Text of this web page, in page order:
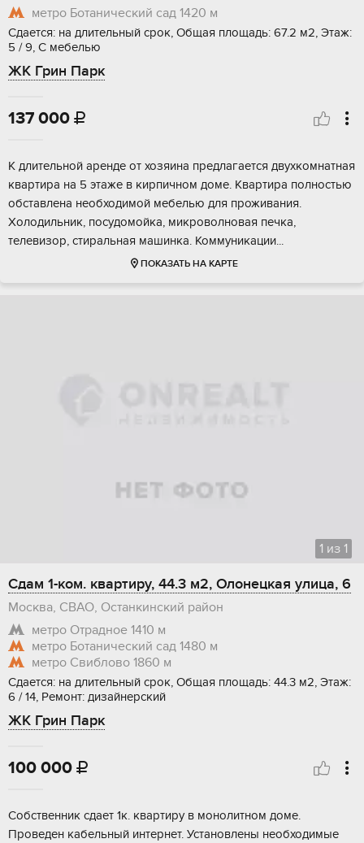
метро Ботанический сад 1420 м
Сдается: на длительный срок, Общая площадь: 67.2 м2, Этаж:
5 / 9, С мебелью
ЖК Грин Парк
137 000 
К длительной аренде от хозяина предлагается двухкомнатная
квартира на 5 этаже в кирпичном доме. Квартира полностью
обставлена необходимой мебелью для проживания.
Холодильник, посудомойка, микроволновая печка,
телевизор, стиральная машинка. Коммуникации...
ПОКАЗАТЬ НА КАРТЕ
1 из 1
Сдам 1-ком. квартиру, 44.3 м2, Олонецкая улица, 6
Москва, СВАО, Останкинский район
метро Отрадное 1410 м
метро Ботанический сад 1480 м
метро Свиблово 1860 м
Сдается: на длительный срок, Общая площадь: 44.3 м2, Этаж:
6 / 14, Ремонт: дизайнерский
ЖК Грин Парк
100 000 
Собственник сдает 1к. квартиру в монолитном доме.
Проведен кабельный интернет. Установлены необходимые